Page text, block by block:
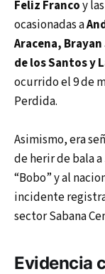
Feliz Francoy
ocasionadas a
Aracena,
de los Santos y
ocurrido el 9 de
Perdida.
Asimismo, era
de herir de bala
“Bobo” y al
incidente
sector Sabana
Evidencia